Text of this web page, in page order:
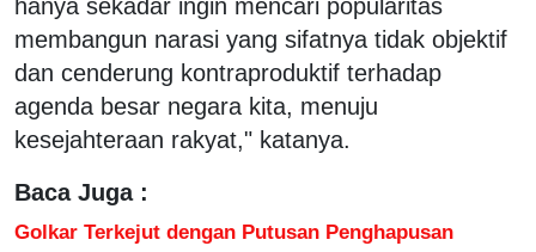
hanya sekadar ingin mencari popularitas
membangun narasi yang sifatnya tidak objektif
dan cenderung kontraproduktif terhadap
agenda besar negara kita, menuju
kesejahteraan rakyat," katanya.
Baca Juga :
Golkar Terkejut dengan Putusan Penghapusan